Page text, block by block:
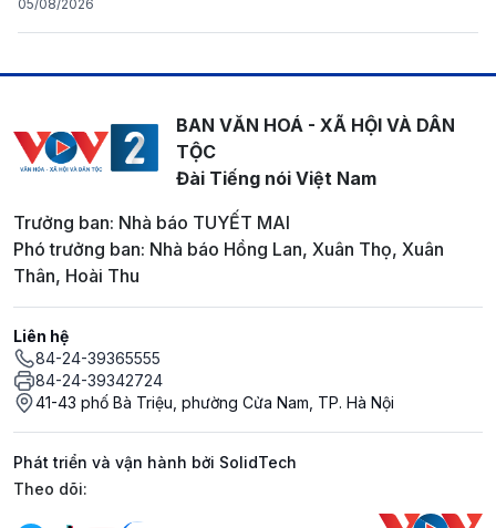
05/08/2026
BAN VĂN HOÁ - XÃ HỘI VÀ DÂN
TỘC
Đài Tiếng nói Việt Nam
Trưởng ban: Nhà báo TUYẾT MAI
Phó trưởng ban: Nhà báo Hồng Lan, Xuân Thọ, Xuân
Thân, Hoài Thu
Liên hệ
84-24-39365555
84-24-39342724
41-43 phố Bà Triệu, phường Cửa Nam, TP. Hà Nội
Phát triển và vận hành bởi SolidTech
Mạng xã hội
Theo dõi: